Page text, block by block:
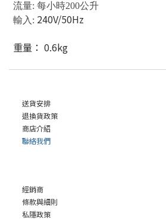
流量: 每小時200公升
輸入: 240V/50Hz
重量： 0.6kg
送貨安排
退換貨政策
商店介紹
聯絡我們
經銷商
條款與細則
私隱政策